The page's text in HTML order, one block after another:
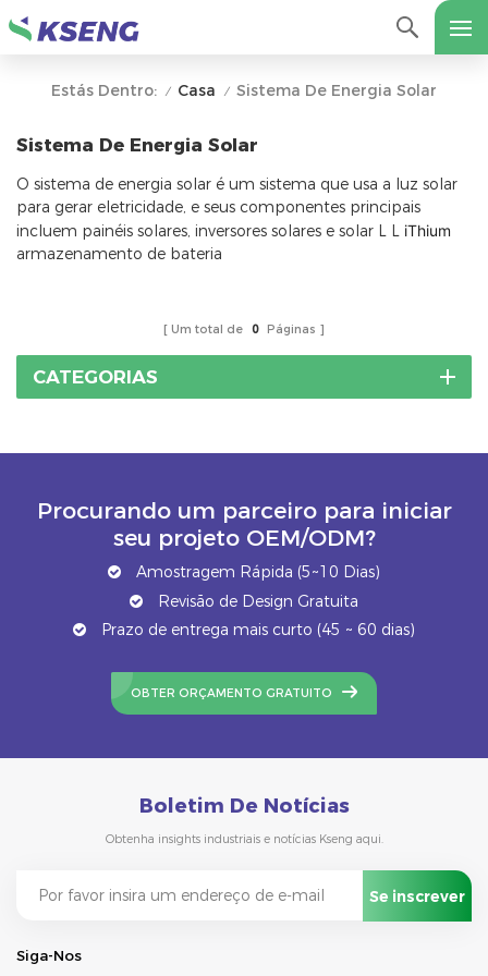
Estás Dentro: / Casa / Sistema De Energia Solar
Sistema De Energia Solar
O sistema de energia solar é um sistema que usa a luz solar
para gerar eletricidade, e seus componentes principais
incluem painéis solares, inversores solares e solar L L iThium
armazenamento de bateria
Um total de 0 Páginas
CATEGORIAS
Procurando um parceiro para iniciar
seu projeto OEM/ODM?
Amostragem Rápida (5~10 Dias)
Revisão de Design Gratuita
Prazo de entrega mais curto (45 ~ 60 dias)
OBTER ORÇAMENTO GRATUITO
Boletim De Notícias
Obtenha insights industriais e notícias Kseng aqui.
Siga-Nos